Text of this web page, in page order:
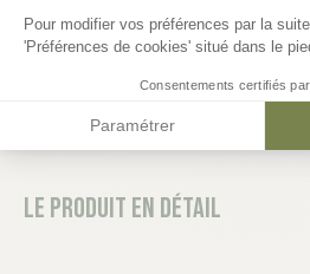
Le produit en détail
Pour modifier vos préférences par la
'Préférences de cookies' situé dans le
Consentements certifiés par
Paramétrer